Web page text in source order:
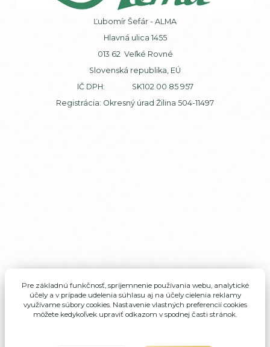
Ľubomír Šefár - ALMA
Hlavná ulica 1455
013 62 Veľké Rovné
Slovenská republika, EÚ
IČ DPH: SK102 00 85 957
Registrácia: Okresný úrad Žilina 504-11497
Pre základnú funkčnosť, spríjemnenie používania webu, analytické
účely a v prípade udelenia súhlasu aj na účely cielenia reklamy
využívame súbory cookies. Nastavenie vlastných preferencií cookies
môžete kedykoľvek upraviť odkazom v spodnej časti stránok.